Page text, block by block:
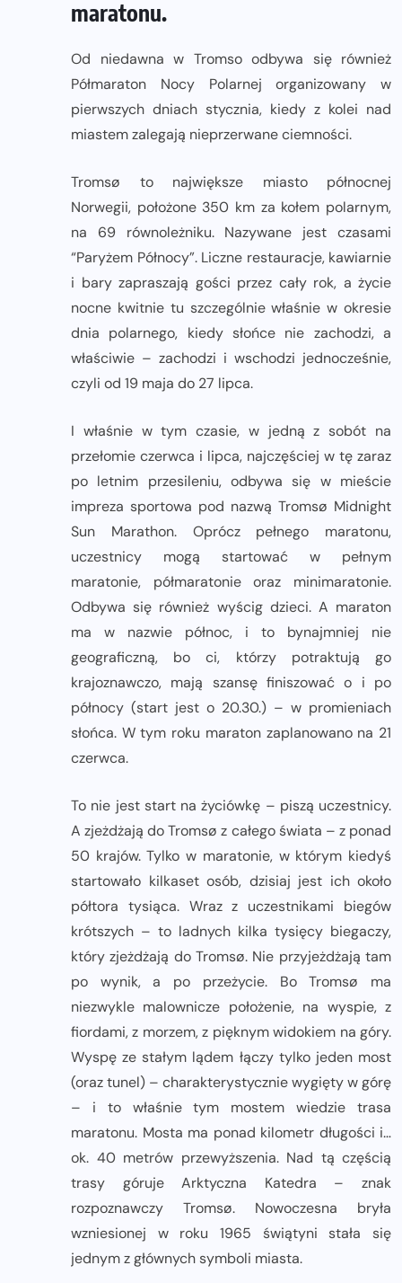
maratonu.
Od niedawna w Tromso odbywa się również
Półmaraton Nocy Polarnej organizowany w
pierwszych dniach stycznia, kiedy z kolei nad
miastem zalegają nieprzerwane ciemności.
Tromsø to największe miasto północnej
Norwegii, położone 350 km za kołem polarnym,
na 69 równoleżniku. Nazywane jest czasami
“Paryżem Północy”. Liczne restauracje, kawiarnie
i bary zapraszają gości przez cały rok, a życie
nocne kwitnie tu szczególnie właśnie w okresie
dnia polarnego, kiedy słońce nie zachodzi, a
właściwie – zachodzi i wschodzi jednocześnie,
czyli od 19 maja do 27 lipca.
I właśnie w tym czasie, w jedną z sobót na
przełomie czerwca i lipca, najczęściej w tę zaraz
po letnim przesileniu, odbywa się w mieście
impreza sportowa pod nazwą Tromsø Midnight
Sun Marathon. Oprócz pełnego maratonu,
uczestnicy mogą startować w pełnym
maratonie, półmaratonie oraz minimaratonie.
Odbywa się również wyścig dzieci. A maraton
ma w nazwie północ, i to bynajmniej nie
geograficzną, bo ci, którzy potraktują go
krajoznawczo, mają szansę finiszować o i po
północy (start jest o 20.30.) – w promieniach
słońca. W tym roku maraton zaplanowano na 21
czerwca.
To nie jest start na życiówkę – piszą uczestnicy.
A zjeżdżają do Tromsø z całego świata – z ponad
50 krajów. Tylko w maratonie, w którym kiedyś
startowało kilkaset osób, dzisiaj jest ich około
półtora tysiąca. Wraz z uczestnikami biegów
krótszych – to ladnych kilka tysięcy biegaczy,
który zjeżdżają do Tromsø. Nie przyjeżdżają tam
po wynik, a po przeżycie. Bo Tromsø ma
niezwykle malownicze położenie, na wyspie, z
fiordami, z morzem, z pięknym widokiem na góry.
Wyspę ze stałym lądem łączy tylko jeden most
(oraz tunel) – charakterystycznie wygięty w górę
– i to właśnie tym mostem wiedzie trasa
maratonu. Mosta ma ponad kilometr długości i…
ok. 40 metrów przewyższenia. Nad tą częścią
trasy góruje Arktyczna Katedra – znak
rozpoznawczy Tromsø. Nowoczesna bryła
wzniesionej w roku 1965 świątyni stała się
jednym z głównych symboli miasta.